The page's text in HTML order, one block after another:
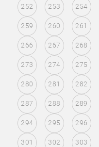
252 253 254
259 260 261
266 267 268
273 274 275
280 281 282
287 288 289
294 295 296
301 302 303